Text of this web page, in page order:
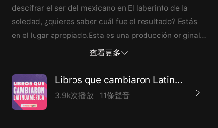
descifrar el ser del mexicano en El laberinto de la
soledad, ¿quieres saber cuál fue el resultado? Estás
en el lugar apropiado.Esta es una producción original
查看更多
Libros que cambiaron Latinoamérica
3.9k次播放 11條聲音